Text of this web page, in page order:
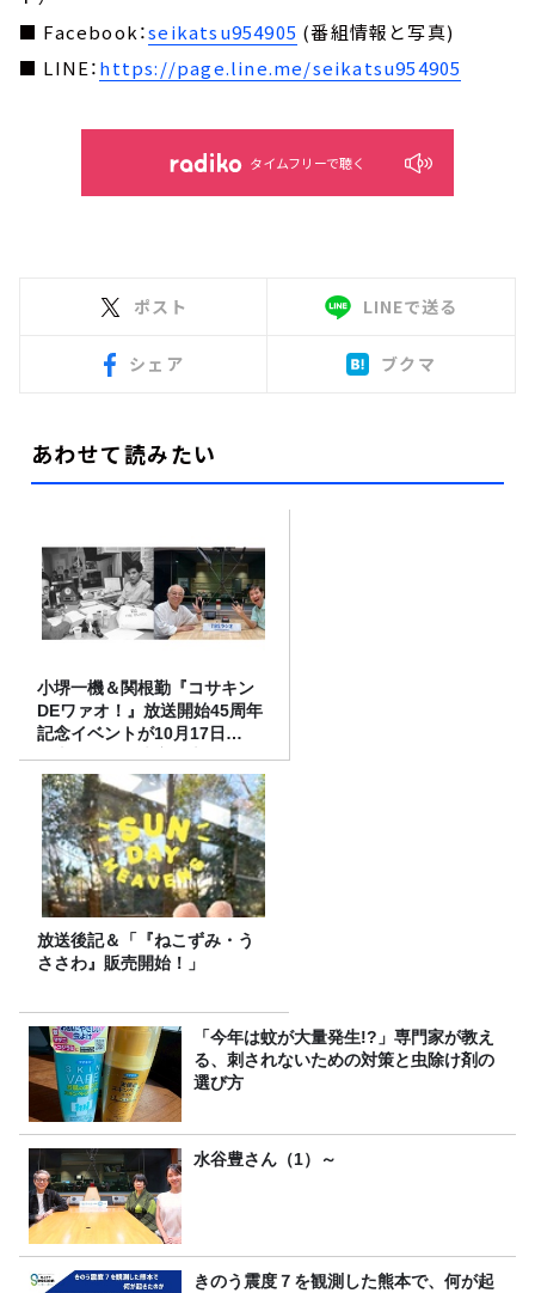
■ Facebook：seikatsu954905 (番組情報と写真)
■ LINE：https://page.line.me/seikatsu954905
タイムフリーで聴く
ポスト LINEで送る
シェア ブクマ
あわせて読みたい
小堺一機＆関根勤『コサキン
DEワァオ！』放送開始45周年
記念イベントが10月17日
（土）に開催決定！本日より
FC先行受付スタート！
放送後記＆「『ねこずみ・う
ささわ』販売開始！」
「今年は蚊が大量発生!?」専門家が教え
る、刺されないための対策と虫除け剤の
選び方
水谷豊さん（1）～
きのう震度７を観測した熊本で、何が起